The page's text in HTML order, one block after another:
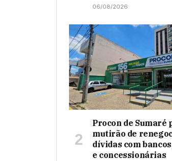
06/08/2026
Procon de Sumaré
mutirão de
dívidas com
e concessionárias